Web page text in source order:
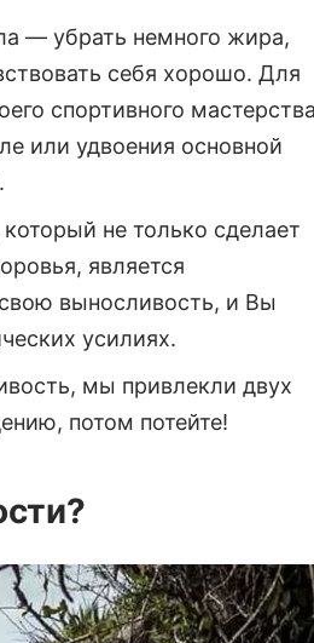
— убрать немного жира,
себя хорошо. Для
спортивного
или удвоения основной
не только сделает
является
выносливость, и Вы
усилиях.
мы привлекли двух
потом потейте!